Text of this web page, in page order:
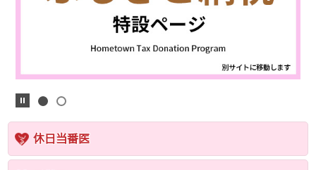
休日当番医